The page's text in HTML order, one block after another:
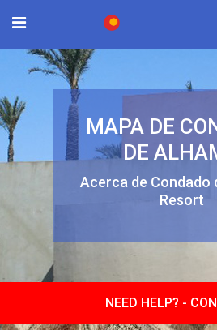
MAPA DE
DE
Acerca de Condado
Resort
NEED HELP? -